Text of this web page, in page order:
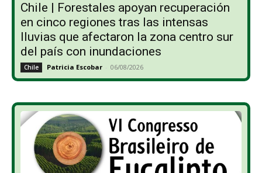
Chile | Forestales apoyan recuperación
en cinco regiones tras las intensas
lluvias que afectaron la zona centro sur
del país con inundaciones
Chile Patricia Escobar - 06/08/2026